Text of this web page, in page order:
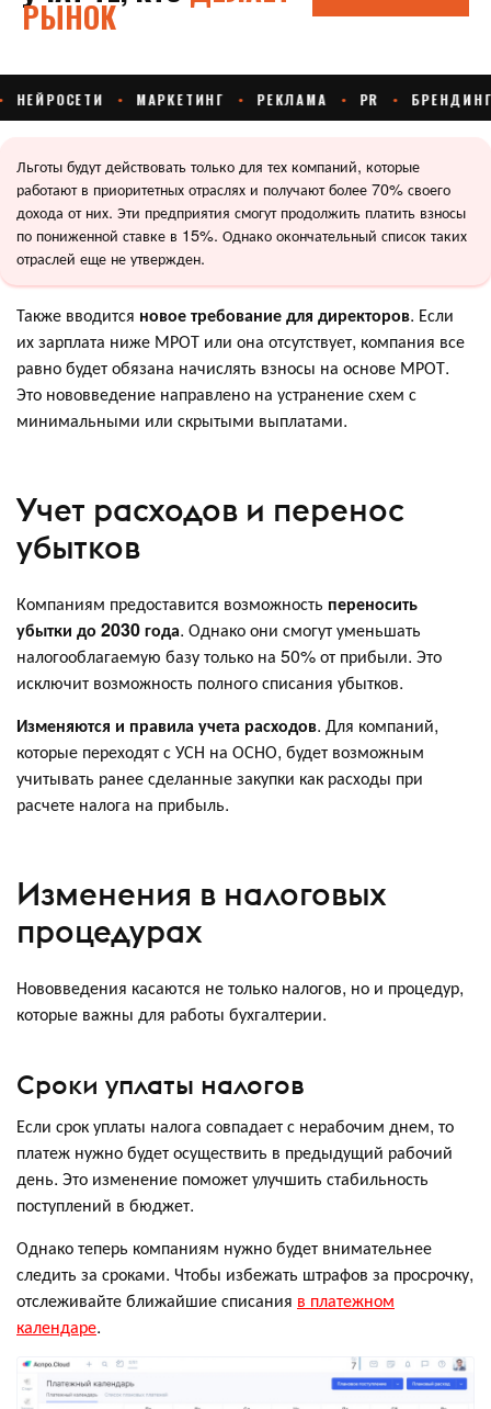
Льготы будут действовать только для тех компаний, которые
работают в приоритетных отраслях и получают более 70% своего
дохода от них. Эти предприятия смогут продолжить платить взносы
по пониженной ставке в 15%. Однако окончательный список таких
отраслей еще не утвержден.
Также вводится новое требование для директоров. Если
их зарплата ниже МРОТ или она отсутствует, компания все
равно будет обязана начислять взносы на основе МРОТ.
Это нововведение направлено на устранение схем с
минимальными или скрытыми выплатами.
Учет расходов и перенос
убытков
Компаниям предоставится возможность переносить
убытки до 2030 года. Однако они смогут уменьшать
налогооблагаемую базу только на 50% от прибыли. Это
исключит возможность полного списания убытков.
Изменяются и правила учета расходов. Для компаний,
которые переходят с УСН на ОСНО, будет возможным
учитывать ранее сделанные закупки как расходы при
расчете налога на прибыль.
Изменения в налоговых
процедурах
Нововведения касаются не только налогов, но и процедур,
которые важны для работы бухгалтерии.
Сроки уплаты налогов
Если срок уплаты налога совпадает с нерабочим днем, то
платеж нужно будет осуществить в предыдущий рабочий
день. Это изменение поможет улучшить стабильность
поступлений в бюджет.
Однако теперь компаниям нужно будет внимательнее
следить за сроками. Чтобы избежать штрафов за просрочку,
отслеживайте ближайшие списания в платежном
календаре.